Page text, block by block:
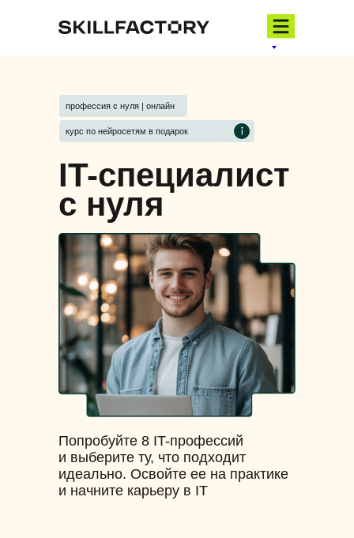
профессия с нуля | онлайн
IT-специалист
с нуля
Попробуйте 8 IT-профессий
и выберите ту, что подходит
идеально. Освойте ее на практике
и начните карьеру в IT
курс по нейросетям в подарок